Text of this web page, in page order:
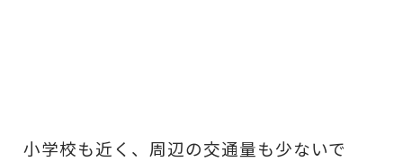
小学校も近く、周辺の交通量も少ないで